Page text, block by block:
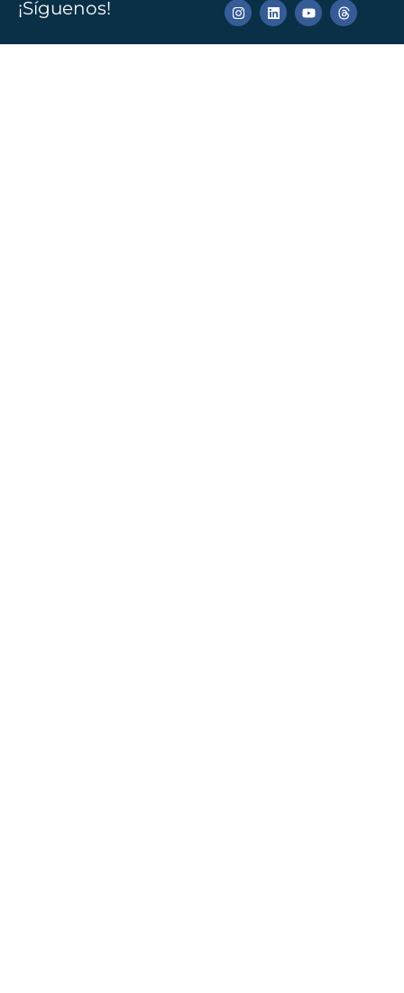
¡Síguenos!